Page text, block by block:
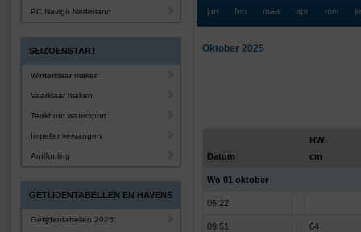
jan feb maa apr mei
Oktober 2025
Datum
HW
cm
Wo 01 oktober
05:22
09:51 64
PC Navigo Nederland
SEIZOENSTART
Winterklaar maken
Vaarklaar maken
Teakhout watersport
Impeller vervangen
Antifouling
GETIJDENTABELLEN EN HAVENS
Getijdentabellen 2025